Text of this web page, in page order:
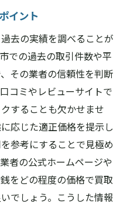
イント
去の実績を調べることが
での過去の取引件数や平
その業者の信頼性を判断
コミやレビューサイトで
することも欠かせませ
応じた適正価格を提示し
参考にすることで見極め
者の公式ホームページや
をどの程度の価格で買取
でしょう。こうした情報